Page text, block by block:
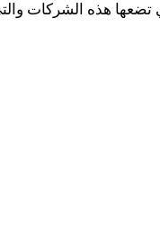
تضعها هذه الشركات